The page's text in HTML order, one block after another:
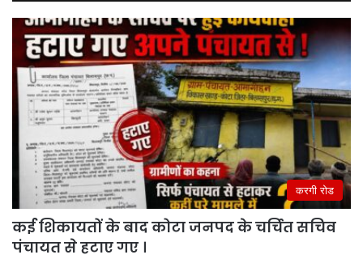
करगी रोड
कई शिकायतों के बाद कोटा जनपद के चर्चित सचिव
पंचायत से हटाए गए ।